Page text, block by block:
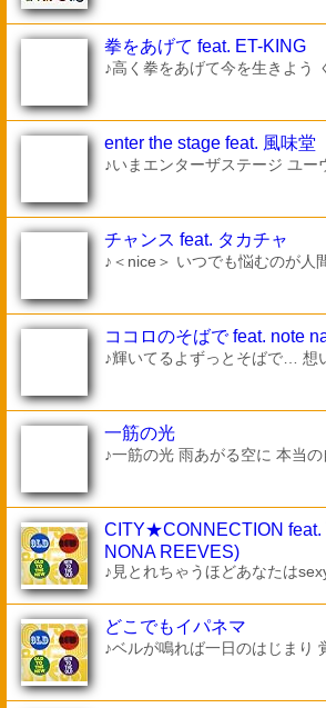
拳をあげて feat. ET-KING
♪高く拳をあげて今を生きよう
enter the stage feat. 風味堂
♪いまエンターザステージ ユー
チャンス feat. タカチャ
♪＜nice＞ いつでも悩むのが人間
ココロのそばで feat. note
♪輝いてるよずっとそばで… 想
一筋の光
♪一筋の光 雨あがる空に 本当の
CITY★CONNECTION feat.
NONA REEVES)
♪見とれちゃうほどあなたはsexy
どこでもイパネマ
♪ベルが鳴れば一日のはじまり